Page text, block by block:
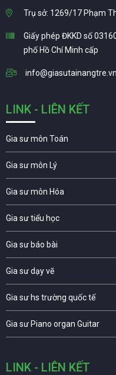
Trụ sở: 1269/17 Phạm
Giấy phép ĐKKD số
phố Hồ Chí Minh cấp
info@giasutainangtre.vn
LINK - LIÊN KẾT
Gia sư môn Toán
Gia sư môn Lý
Gia sư môn Hóa
Gia sư tiểu học
Gia sư báo bài
Gia sư dạy vẽ
Gia sư hs trường quốc tế
Gia sư Piano organ Guitar
LINK - LIÊN KẾT